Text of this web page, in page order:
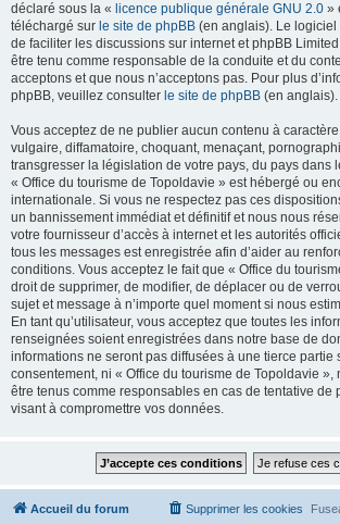
déclaré sous la « licence publique générale GNU 2.0 »
téléchargé sur le site de phpBB (en anglais). Le
de faciliter les discussions sur internet et phpBB
être tenu comme responsable de la conduite et du
acceptons et que nous n’acceptons pas. Pour plus
phpBB, veuillez consulter le site de phpBB (en anglais).
Vous acceptez de ne publier aucun contenu à
vulgaire, diffamatoire, choquant, menaçant,
transgresser la législation de votre pays, du pays dans
« Office du tourisme de Topoldavie » est hébergé ou
internationale. Si vous ne respectez pas ces
un bannissement immédiat et définitif et nous nous
votre fournisseur d’accès à internet et les autorités
tous les messages est enregistrée afin d’aider au
conditions. Vous acceptez le fait que « Office du
droit de supprimer, de modifier, de déplacer ou de
sujet et message à n’importe quel moment si nous
En tant qu’utilisateur, vous acceptez que toutes les
renseignées soient enregistrées dans notre base de
informations ne seront pas diffusées à une tierce partie
consentement, ni « Office du tourisme de Topoldavie »,
être tenus comme responsables en cas de tentative de
visant à compromettre vos données.
Accueil du forum Supprimer les cookies